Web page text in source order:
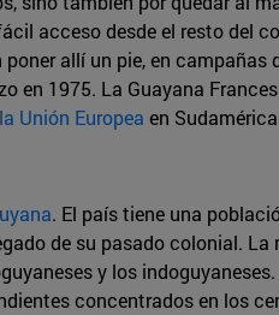
acceso desde el resto del
allí un pie, en campañas
en 1975. La Guayana
Unión Europea en
. El país tiene una
de su pasado colonial.
y los
concentrados en los